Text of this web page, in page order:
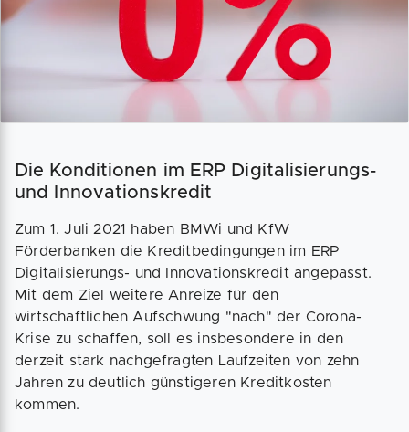
Die Konditionen im ERP Digitalisierungs-
und Innovationskredit
Zum 1. Juli 2021 haben BMWi und KfW
Förderbanken die Kreditbedingungen im ERP
Digitalisierungs- und Innovationskredit angepasst.
Mit dem Ziel weitere Anreize für den
wirtschaftlichen Aufschwung "nach" der Corona-
Krise zu schaffen, soll es insbesondere in den
derzeit stark nachgefragten Laufzeiten von zehn
Jahren zu deutlich günstigeren Kreditkosten
kommen.